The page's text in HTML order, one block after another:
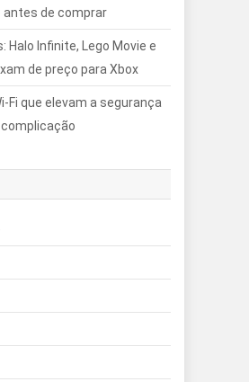
antes de comprar
Halo Infinite, Lego Movie e
de preço para Xbox
Fi que elevam a segurança